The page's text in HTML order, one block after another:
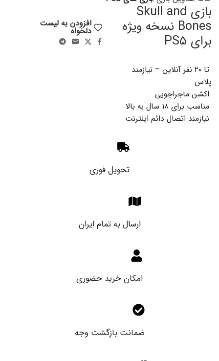
بازی Skull and
Bones نسخه ویژه
برای PS۵
تا ۲۰ نفر آنلاین – نیازمند
پلاس
اکشن ماجراجویی
مناسب برای ۱۸ سال به بالا
نیازمند اتصال دائم اینترنت
افزودن به لیست
دلخواه
تحویل فوری
ارسال به تمام ایران
امکان خرید حضوری
ضمانت بازگشت وجه